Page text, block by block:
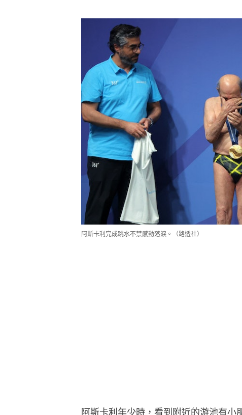
阿斯卡利完成跳水不禁感動落淚。（路透社）
阿斯卡利年少時，看到附近的游池有